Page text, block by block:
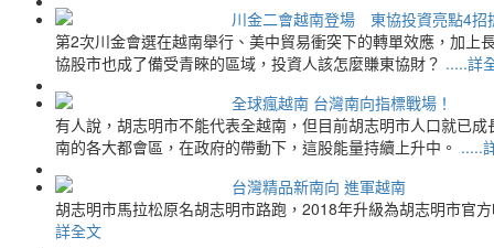
川金二會越南登場 東協投資亮點4招
第2次川金會選在越南舉行、美中貿易衝突下的轉單效應，加
協股市也成了備受青睞的區域，投資人該怎麼賺東協財？ .....詳
全球瘋越南 台灣南向指標戰場！
有人說，胡志明市不能代表全越南，但目前胡志明市人口就已
南的各大都會區，在政府的帶動下，這股能量持續上升中。 .....
台灣精品新南向 進軍越南
胡志明市馬拉松原名胡志明市路跑，2018年升級為胡志明市官
詳全文